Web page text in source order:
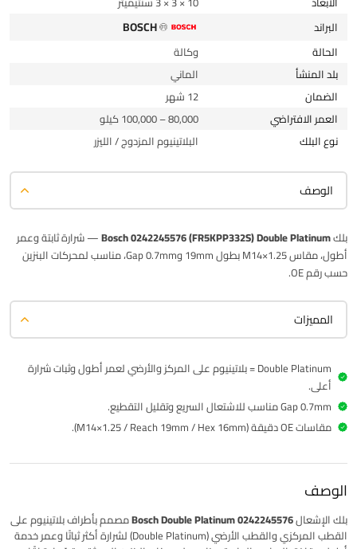
البراند
BOSCH
الحالة
وكالة
بلد المنشأ
الماني
الضمان
12 شهر
العمر الافتراضي
80,000 – 100,000 كيلو
نوع البلك
البلاتينيوم المزدوج / الليزر
الوصف
بلكBosch 0242245576 (FR5KPP332S) Double Platinum— شرارة ثابتة وعمر
أطول، مقاس M14×1.25 بطول 19mm وGap 0.7mm، مناسب لمحركات البنزين
حسب رقم OE.
المميزات
Double Platinum = بلاتينيوم على المركز والأرضي لعمر أطول وثبات شرارة
أعلى.
Gap 0.7mm مناسب للاشتعال السريع وتقليل التقطيع.
مقاسات OE دقيقة (M14×1.25 / Reach 19mm / Hex 16mm).
الوصف
بلك الإشعالBosch Double Platinum 0242245576مصمم بأطراف بلاتينيوم على
القطب المركزي والقطب الأرضي (Double Platinum) لشرارة أكثر ثباتًا وعمر خدمة